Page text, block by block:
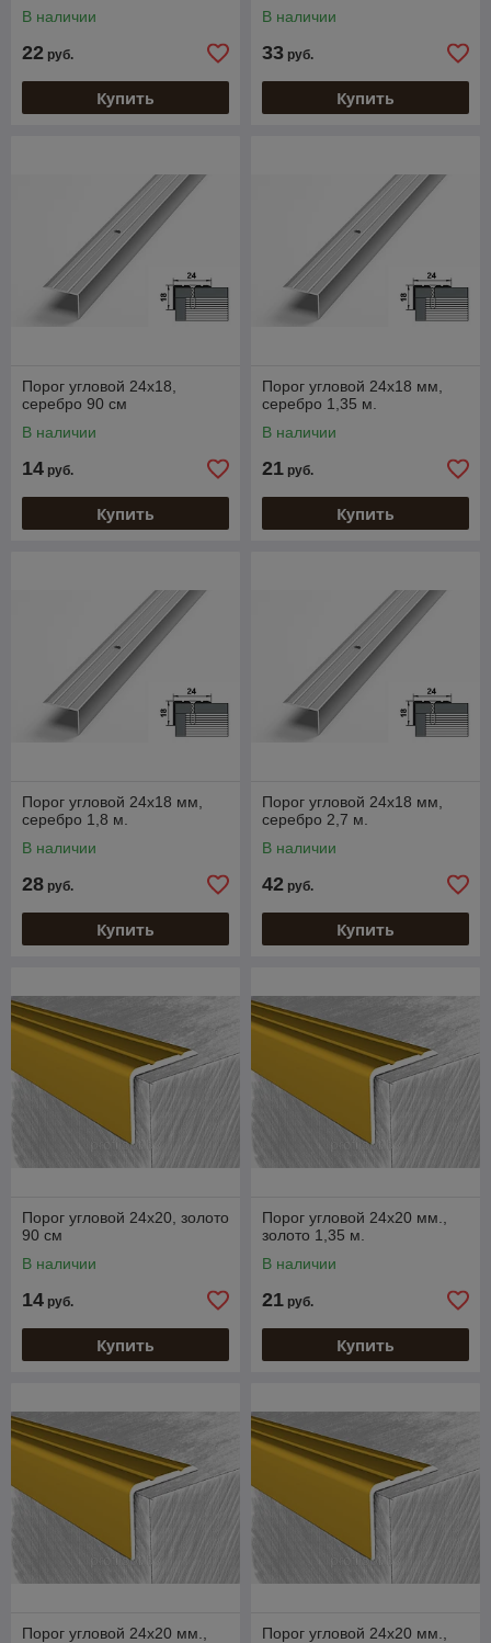
В наличии
22 руб.
Купить
В наличии
33 руб.
Купить
Порог угловой 24х18,
серебро 90 см
В наличии
14 руб.
Купить
Порог угловой 24х18 мм,
серебро 1,35 м.
В наличии
21 руб.
Купить
Порог угловой 24х18 мм,
серебро 1,8 м.
В наличии
28 руб.
Купить
Порог угловой 24х18 мм,
серебро 2,7 м.
В наличии
42 руб.
Купить
Порог угловой 24х20, золото
90 см
В наличии
14 руб.
Купить
Порог угловой 24х20 мм.,
золото 1,35 м.
В наличии
21 руб.
Купить
Порог угловой 24х20 мм.,
Порог угловой 24х20 мм.,